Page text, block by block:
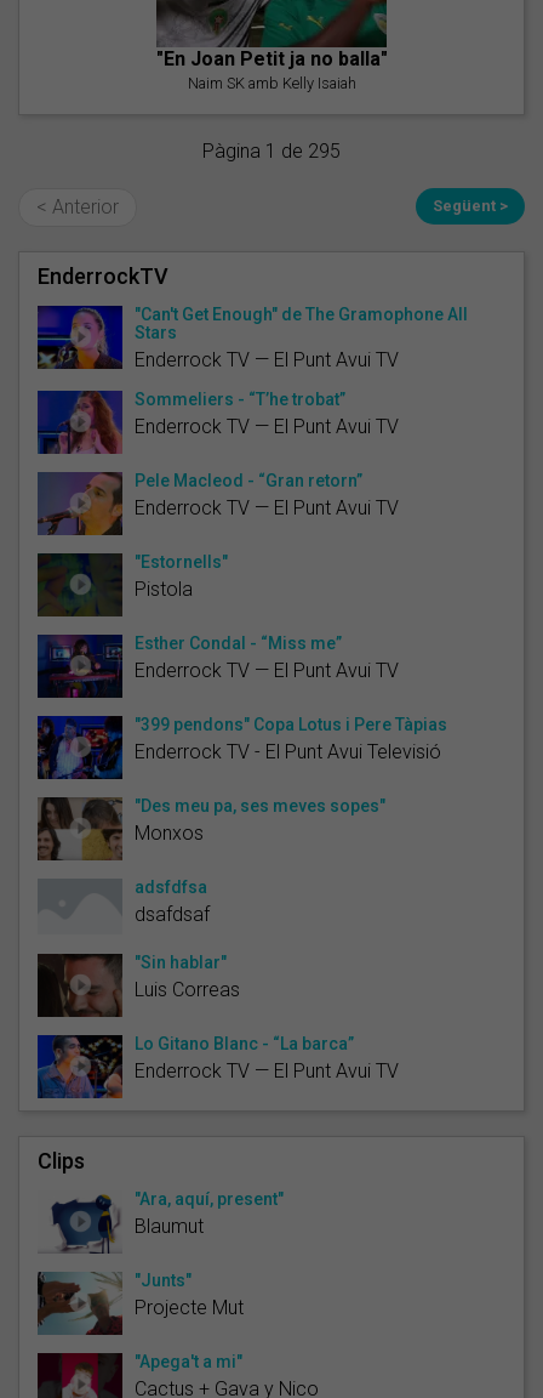
"En Joan Petit ja no balla"
Naim SK amb Kelly Isaiah
Pàgina 1 de 295
< Anterior Següent >
EnderrockTV
"Can't Get Enough" de The Gramophone All
Stars
Enderrock TV — El Punt Avui TV
Sommeliers - “T’he trobat”
Enderrock TV — El Punt Avui TV
Pele Macleod - “Gran retorn”
Enderrock TV — El Punt Avui TV
"Estornells"
Pistola
Esther Condal - “Miss me”
Enderrock TV — El Punt Avui TV
"399 pendons" Copa Lotus i Pere Tàpias
Enderrock TV - El Punt Avui Televisió
"Des meu pa, ses meves sopes"
Monxos
adsfdfsa
dsafdsaf
"Sin hablar"
Luis Correas
Lo Gitano Blanc - “La barca”
Enderrock TV — El Punt Avui TV
Clips
"Ara, aquí, present"
Blaumut
"Junts"
Projecte Mut
"Apega't a mi"
Cactus + Gava y Nico